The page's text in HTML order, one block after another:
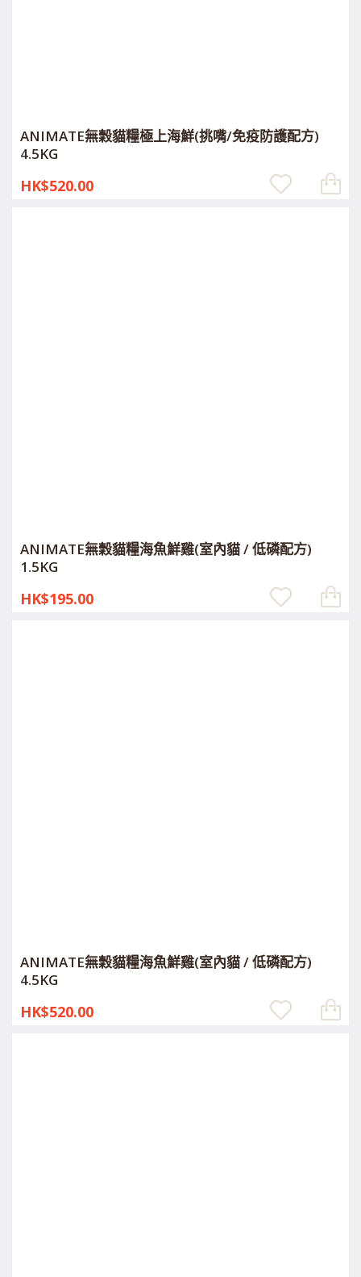
ANIMATE無穀貓糧極上海鮮(挑嘴/免疫防護配方)
4.5KG
HK$520.00
ANIMATE無穀貓糧海魚鮮雞(室內貓 / 低磷配方)
1.5KG
HK$195.00
ANIMATE無穀貓糧海魚鮮雞(室內貓 / 低磷配方)
4.5KG
HK$520.00